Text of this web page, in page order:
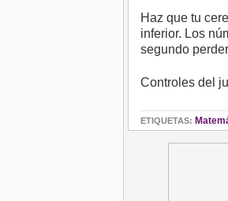
Haz que tu
inferior. Los
segundo
Controles del
ETIQUETAS: